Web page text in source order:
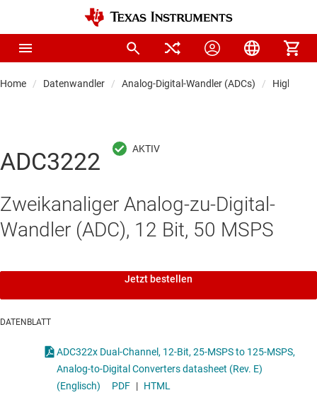
Home Datenwandler Analog-Digital-Wandler (ADCs)
ADC3222
Zweikanaliger Analog-zu-Digital-
Wandler (ADC), 12 Bit, 50 MSPS
Jetzt bestellen
DATENBLATT
ADC322x Dual-Channel, 12-Bit, 25-MSPS to 125-MSPS,
Analog-to-Digital Converters datasheet (Rev. E)
(Englisch)
PDF | HTML